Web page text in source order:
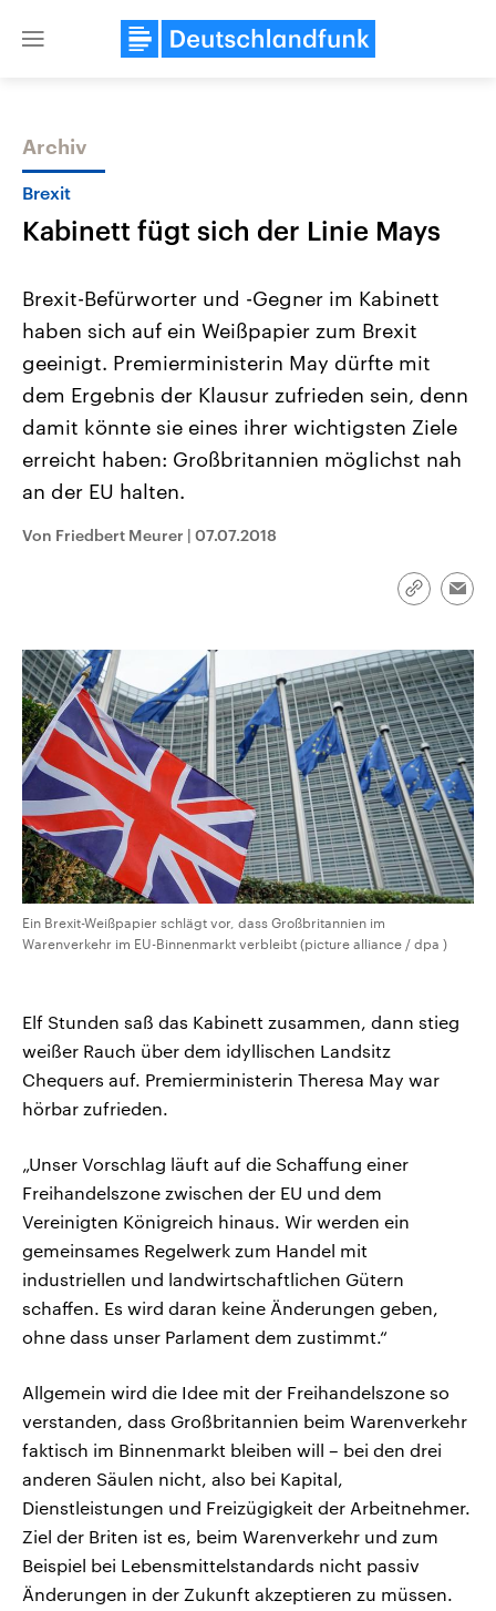
Close
Themen
Landtagswahl Sachsen-Anhalt
2026
Alle Informationen
Sachsen-Anhalt wählt am 6.
September 2026 einen neuen
Bundesland von einer Koalition aus
Umfragen, Prognosen,
Wahlprogramme, aktuelle Berichte
USA
Aktuelle Beiträge,
Hintergründe
Wirtschaftlich und
gehören die Vereinigten
den mächtigsten Ländern
Archiv
Brexit
Kabinett fügt sich der Linie Mays
Brexit-Befürworter und -Gegner im Kabinett
haben sich auf ein Weißpapier zum Brexit
geeinigt. Premierministerin May dürfte mit
dem Ergebnis der Klausur zufrieden sein, denn
damit könnte sie eines ihrer wichtigsten Ziele
erreicht haben: Großbritannien möglichst nah
an der EU halten.
Von Friedbert Meurer | 07.07.2018
Link
Ein Brexit-Weißpapier schlägt vor, dass Großbritannien im
Warenverkehr im EU-Binnenmarkt verbleibt (picture alliance / dpa )
Elf Stunden saß das Kabinett zusammen, dann stieg
weißer Rauch über dem idyllischen Landsitz
Chequers auf. Premierministerin Theresa May war
hörbar zufrieden.
„Unser Vorschlag läuft auf die Schaffung einer
Freihandelszone zwischen der EU und dem
Vereinigten Königreich hinaus. Wir werden ein
gemeinsames Regelwerk zum Handel mit
industriellen und landwirtschaftlichen Gütern
schaffen. Es wird daran keine Änderungen geben,
ohne dass unser Parlament dem zustimmt.“
Allgemein wird die Idee mit der Freihandelszone so
verstanden, dass Großbritannien beim Warenverkehr
faktisch im Binnenmarkt bleiben will – bei den drei
anderen Säulen nicht, also bei Kapital,
Dienstleistungen und Freizügigkeit der Arbeitnehmer.
Ziel der Briten ist es, beim Warenverkehr und zum
Beispiel bei Lebensmittelstandards nicht passiv
Änderungen in der Zukunft akzeptieren zu müssen.